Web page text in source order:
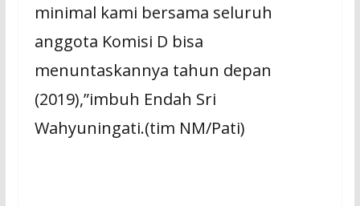
minimal kami bersama seluruh
anggota Komisi D bisa
menuntaskannya tahun depan
(2019),”imbuh Endah Sri
Wahyuningati.(tim NM/Pati)